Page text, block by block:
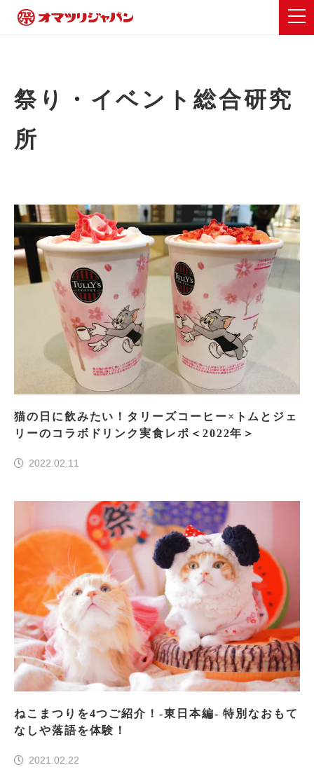
祭り・イベント総合研究
所
猫の日に飲みたい！タリーズコーヒー×トムとジェ
リーのコラボドリンク実食レポ＜2022年＞
2022.02.11
ねこまつりを4つご紹介！-東日本編- 特別なおもて
なしや落語を体験！
2021.02.22